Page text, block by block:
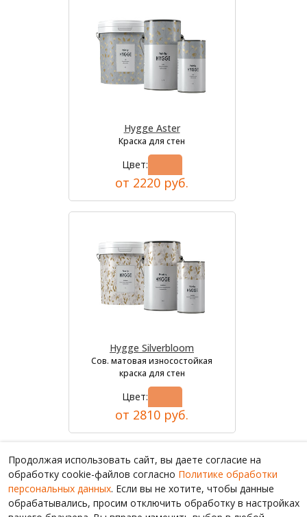
Hygge Aster
Краска для стен
Цвет:
от 2220 руб.
Hygge Silverbloom
Сов. матовая износостойкая
краска для стен
Цвет:
от 2810 руб.
Продолжая использовать сайт, вы даете согласие на
обработку cookie-файлов согласно Политике обработки
персональных данных. Если вы не хотите, чтобы данные
обрабатывались, просим отключить обработку в настройках